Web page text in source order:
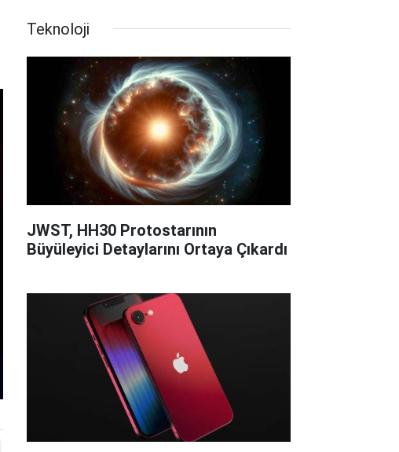
Teknoloji
JWST, HH30 Protostarının
Büyüleyici Detaylarını Ortaya Çıkardı